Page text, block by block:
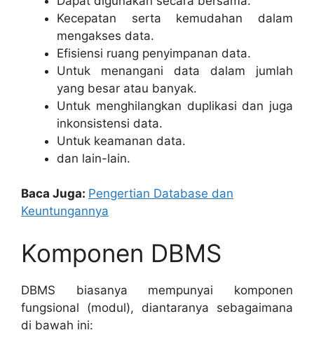
Kecepatan serta kemudahan dalam
mengakses data.
Efisiensi ruang penyimpanan data.
Untuk menangani data dalam jumlah
yang besar atau banyak.
Untuk menghilangkan duplikasi dan juga
inkonsistensi data.
Untuk keamanan data.
dan lain-lain.
Baca Juga: Pengertian Database dan
Keuntungannya
Komponen DBMS
DBMS biasanya mempunyai komponen
fungsional (modul), diantaranya sebagaimana
di bawah ini: